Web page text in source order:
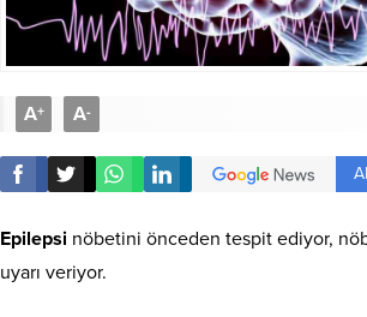
A+ A-
Epilepsi nöbetini önceden tespit ediyor,
uyarı veriyor.